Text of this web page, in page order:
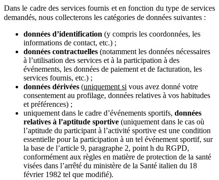
Dans le cadre des services fournis et en fonction du type de services
demandés, nous collecterons les catégories de données suivantes :
données d’identification (y compris les coordonnées, les
informations de contact, etc.) ;
données contractuelles (notamment les données nécessaires
à l’utilisation des services et à la participation à des
événements, les données de paiement et de facturation, les
services fournis, etc.) ;
données dérivées (uniquement si vous avez donné votre
consentement au profilage, données relatives à vos habitudes
et préférences) ;
uniquement dans le cadre d’événements sportifs, données
relatives à l’aptitude sportive (uniquement dans le cas où
l’aptitude du participant à l’activité sportive est une condition
essentielle pour la participation à un tel événement sportif, sur
la base de l’article 9, paragraphe 2, point h du RGPD,
conformément aux règles en matière de protection de la santé
visées dans l’arrêté du ministère de la Santé italien du 18
février 1982 tel que modifié).